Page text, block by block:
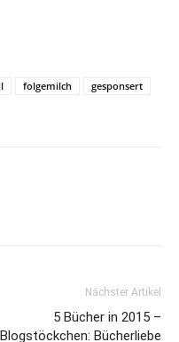
folgemilch
gesponsert
Nächster Artikel
5 Bücher in 2015 –
Blogstöckchen: Bücherliebe